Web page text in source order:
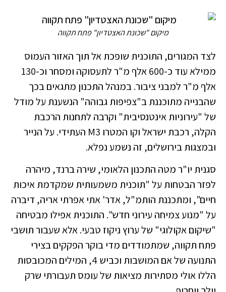
מיקום "שכונת האצטדיון" פתח תקווה
לצד המגורים, התוכנית שופכת אל תוך האזור העמוס
ממילא עוד כ-600 אלף מ"ר לתעסוקה ומסחר וכ-130
אלף מ"ר למבני ציבור. במנהל התכנון מתגאים בכך
שהבנייה מתוכננת ב"צפיפות גבוהה" הנשענת על מודל
של "עירוניות אינטנסיבית" וקרבה לתחנות הרכבת
הקלה, רכבת ישראל וקו המטרו M3 העתידי. על הנייר
ובמצגות בירושלים, זה נשמע נפלא.
סגנית יו"ר מטה התכנון הלאומי, שירה ברנד, מיהרה
לפזר הבטחות על "תוכנית משמעותית שמקדמת איכות
חיים", ומתכננת הותמ"ל, אדר' אתי אפרתי אריה, דיברה
על "מנוע צמיחה עירוני חדש". התוכנית אפילו מבטיחה
"שיקום אקולוגי" של ערוץ ניקוז טבעי. אלא שעבור תושבי
פתח תקווה, שמתמודדים מדי בוקר הפקקים בצירי
התנועה של אם המושבות וכביש 4, המילים המכובסות
הללו אולי מסתירות מציאות של עומס תעבורתי שרק